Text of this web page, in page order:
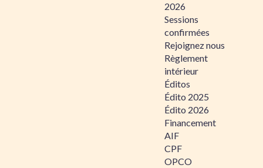
2026
Sessions
confirmées
Rejoignez nous
Règlement
intérieur
Éditos
Édito 2025
Édito 2026
Financement
AIF
CPF
OPCO